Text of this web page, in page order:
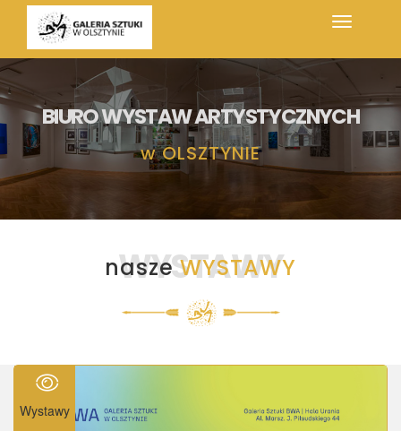
BIURO WYSTAW ARTYSTYCZNYCH
w OLSZTYNIE
WYSTAWY
naszeWYSTAWY
Wystawy